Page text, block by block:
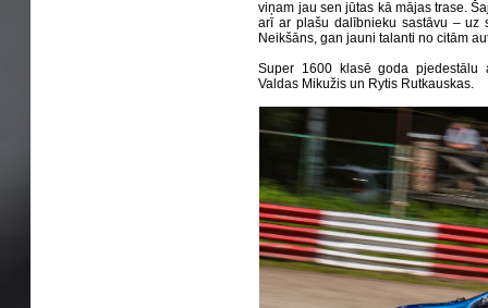
viņam jau sen jūtas kā mājas trase.
arī ar plašu dalībnieku sastāvu – uz
Neikšāns, gan jauni talanti no citām
Super 1600 klasē goda pjedestālu
Valdas Mikužis un Rytis Rutkauskas.